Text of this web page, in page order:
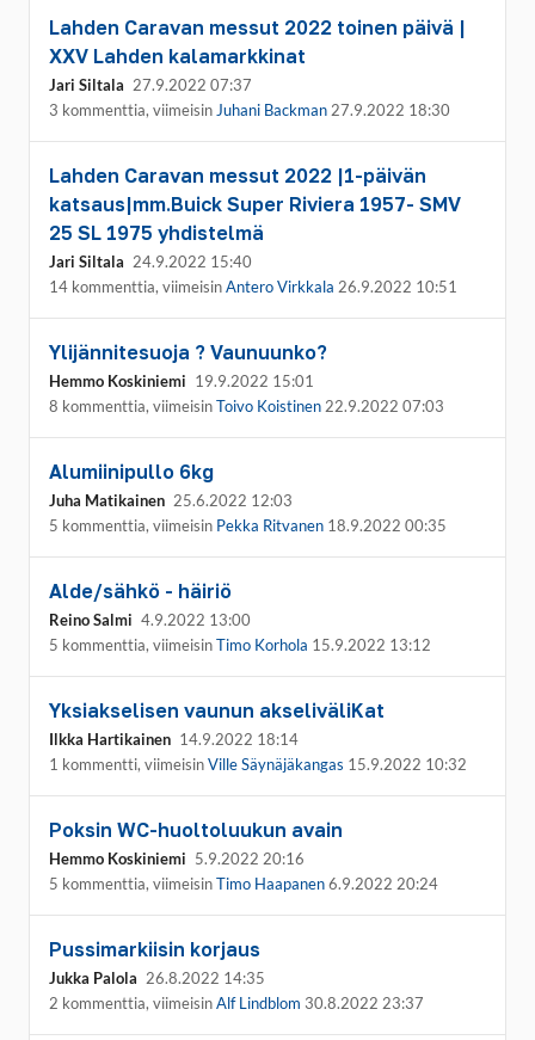
Lahden Caravan messut 2022 toinen päivä |
XXV Lahden kalamarkkinat
Jari Siltala 27.9.2022 07:37
3 kommenttia, viimeisin Juhani Backman 27.9.2022 18:30
Lahden Caravan messut 2022 |1-päivän
katsaus|mm.Buick Super Riviera 1957- SMV
25 SL 1975 yhdistelmä
Jari Siltala 24.9.2022 15:40
14 kommenttia, viimeisinAntero Virkkala 26.9.2022 10:51
Ylijännitesuoja ? Vaunuunko?
Hemmo Koskiniemi 19.9.2022 15:01
8 kommenttia, viimeisinToivo Koistinen 22.9.2022 07:03
Alumiinipullo 6kg
Juha Matikainen 25.6.2022 12:03
5 kommenttia, viimeisin Pekka Ritvanen 18.9.2022 00:35
Alde/sähkö - häiriö
Reino Salmi 4.9.2022 13:00
5 kommenttia, viimeisinTimo Korhola 15.9.2022 13:12
Yksiakselisen vaunun akseliväliKat
Ilkka Hartikainen 14.9.2022 18:14
1 kommentti, viimeisinVille Säynäjäkangas 15.9.2022 10:32
Poksin WC-huoltoluukun avain
Hemmo Koskiniemi 5.9.2022 20:16
5 kommenttia, viimeisinTimo Haapanen6.9.2022 20:24
Pussimarkiisin korjaus
Jukka Palola 26.8.2022 14:35
2 kommenttia, viimeisinAlf Lindblom 30.8.2022 23:37